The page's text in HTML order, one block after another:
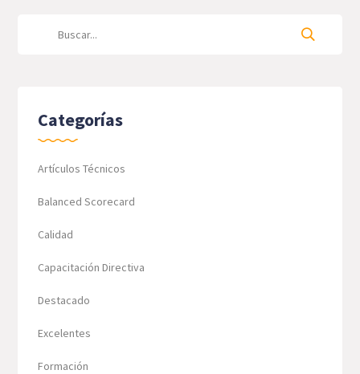
Categorías
Artículos Técnicos
Balanced Scorecard
Calidad
Capacitación Directiva
Destacado
Excelentes
Formación